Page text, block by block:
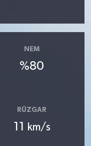
NEM
%80
RÜZGAR
11 km/s